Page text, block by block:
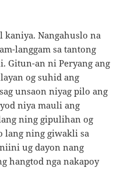
kaniya. Nangahuslo na
langgam sa tantong
Gitun-an ni Peryang ang
og suhid ang
unsaon niyag pilo ang
niya mauli ang
ning gipulihan og
lang ning giwakli sa
ug dayon nang
hangtod nga nakapoy